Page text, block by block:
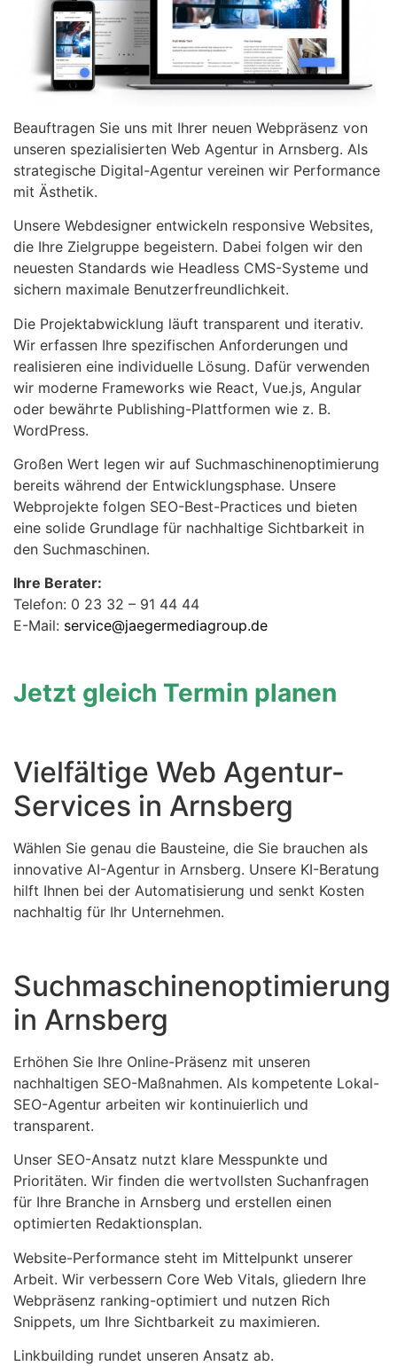
Beauftragen Sie uns mit Ihrer neuen Webpräsenz von
unseren spezialisierten Web Agentur in Arnsberg. Als
strategische Digital-Agentur vereinen wir Performance
mit Ästhetik.
Unsere Webdesigner entwickeln responsive Websites,
die Ihre Zielgruppe begeistern. Dabei folgen wir den
neuesten Standards wie Headless CMS-Systeme und
sichern maximale Benutzerfreundlichkeit.
Die Projektabwicklung läuft transparent und iterativ.
Wir erfassen Ihre spezifischen Anforderungen und
realisieren eine individuelle Lösung. Dafür verwenden
wir moderne Frameworks wie React, Vue.js, Angular
oder bewährte Publishing-Plattformen wie z. B.
WordPress.
Großen Wert legen wir auf Suchmaschinenoptimierung
bereits während der Entwicklungsphase. Unsere
Webprojekte folgen SEO-Best-Practices und bieten
eine solide Grundlage für nachhaltige Sichtbarkeit in
den Suchmaschinen.
Ihre Berater:
Telefon: 0 23 32 – 91 44 44
E-Mail: service@jaegermediagroup.de
Jetzt gleich Termin planen
Vielfältige Web Agentur-
Services in Arnsberg
Wählen Sie genau die Bausteine, die Sie brauchen als
innovative AI-Agentur in Arnsberg. Unsere KI-Beratung
hilft Ihnen bei der Automatisierung und senkt Kosten
nachhaltig für Ihr Unternehmen.
Suchmaschinenoptimierung
in Arnsberg
Erhöhen Sie Ihre Online-Präsenz mit unseren
nachhaltigen SEO-Maßnahmen. Als kompetente Lokal-
SEO-Agentur arbeiten wir kontinuierlich und
transparent.
Unser SEO-Ansatz nutzt klare Messpunkte und
Prioritäten. Wir finden die wertvollsten Suchanfragen
für Ihre Branche in Arnsberg und erstellen einen
optimierten Redaktionsplan.
Website-Performance steht im Mittelpunkt unserer
Arbeit. Wir verbessern Core Web Vitals, gliedern Ihre
Webpräsenz ranking-optimiert und nutzen Rich
Snippets, um Ihre Sichtbarkeit zu maximieren.
Linkbuilding rundet unseren Ansatz ab.